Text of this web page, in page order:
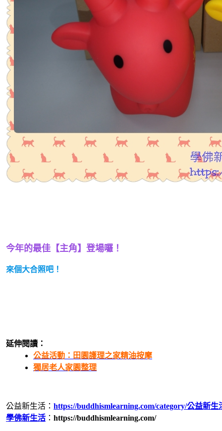
今年的最佳【主角】登場囉！
來個大合照吧！
延伸閱讀：
公益活動：田園護理之家精油按摩
獨居老人家園整理
公益新生活： https://buddhismlearning.com/category/公益新生
學佛新生活 ： https://buddhismlearning.com/